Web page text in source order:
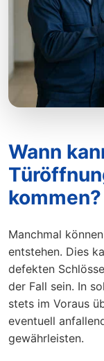
Wann
kommen?
Manchmal
entstehen. Dies
defekten
der Fall sein. In
stets im Voraus
eventuell
gewährleisten.